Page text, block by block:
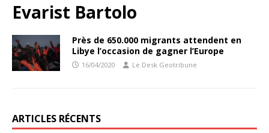
Evarist Bartolo
Près de 650.000 migrants attendent en
Libye l’occasion de gagner l’Europe
16/04/2020 Le Desk Geotribune
ARTICLES RÉCENTS